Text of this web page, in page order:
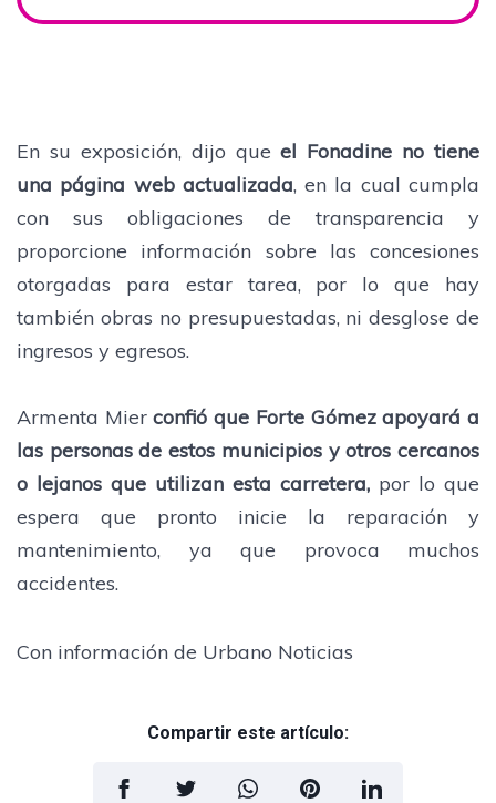
En su exposición, dijo queel Fonadine no tiene
una página web actualizada, en la cual cumpla
con sus obligaciones de transparencia y
proporcione información sobre las concesiones
otorgadas para estar tarea, por lo que hay
también obras no presupuestadas, ni desglose de
ingresos y egresos.
Armenta Mierconfió que Forte Gómez apoyará a
las personas de estos municipios y otros cercanos
o lejanos que utilizan esta carretera, por lo que
espera que pronto inicie la reparación y
mantenimiento, ya que provoca muchos
accidentes.
Con información de Urbano Noticias
Compartir este artículo: